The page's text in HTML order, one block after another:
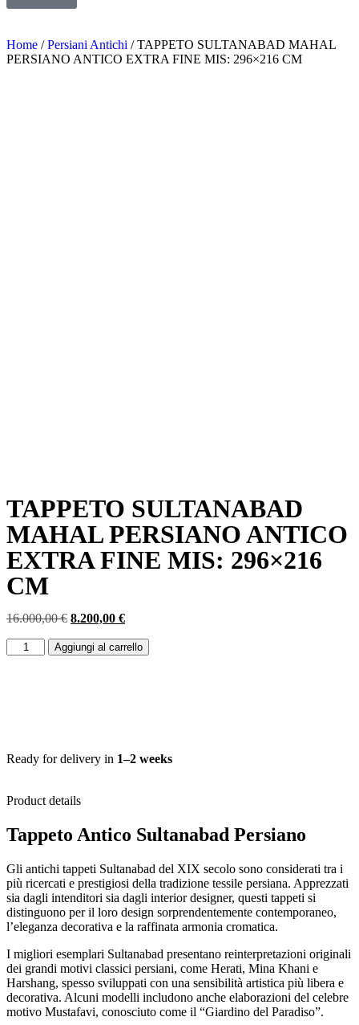
Home /Persiani Antichi / TAPPETO SULTANABAD MAHAL
PERSIANO ANTICO EXTRA FINE MIS: 296×216 CM
TAPPETO SULTANABAD
MAHAL PERSIANO ANTICO
EXTRA FINE MIS: 296×216
CM
16.000,00€ 8.200,00 €
Aggiungi al carrello
Ready for delivery in 1–2 weeks
Product details
Tappeto Antico Sultanabad Persiano
Gli antichi tappeti Sultanabad del XIX secolo sono considerati tra i
più ricercati e prestigiosi della tradizione tessile persiana. Apprezzati
sia dagli intenditori sia dagli interior designer, questi tappeti si
distinguono per il loro design sorprendentemente contemporaneo,
l’eleganza decorativa e la raffinata armonia cromatica.
I migliori esemplari Sultanabad presentano reinterpretazioni originali
dei grandi motivi classici persiani, come Herati, Mina Khani e
Harshang, spesso sviluppati con una sensibilità artistica più libera e
decorativa. Alcuni modelli includono anche elaborazioni del celebre
motivo Mustafavi, conosciuto come il “Giardino del Paradiso”.